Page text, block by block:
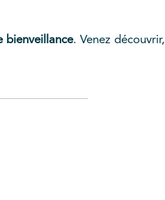
bienveillance. Venez découvrir,